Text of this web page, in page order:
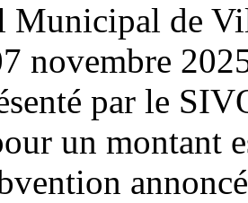
Municipal de
novembre
par le
un montant